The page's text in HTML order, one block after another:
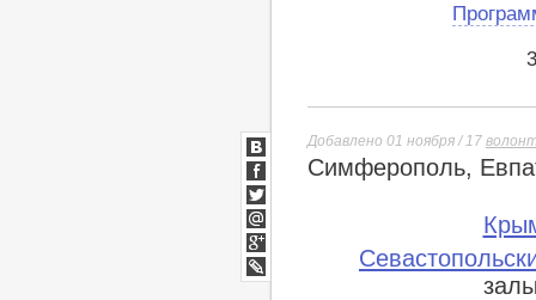
Добавлено 01 ноября / 17
Симферополь,
ВКонтакте
Facebook
Twitter
Мой
Мир
Google+
lj